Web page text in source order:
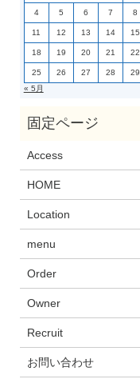
4 5 6 7 8
11 12 13 14 15
18 19 20 21 22
25 26 27 28 29
« 5月
Access
HOME
Location
menu
Order
Owner
Recruit
お問い合わせ